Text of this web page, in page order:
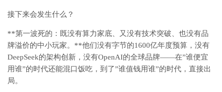
接下来会发生什么？
**第一波死的：既没有算力家底、又没有技术突破、也没有品
牌溢价的中小玩家。**他们没有字节的1600亿年度预算，没有
DeepSeek的架构创新，没有OpenAI的全球品牌——在”谁便宜
用谁”的时代还能混口饭吃，到了”谁值钱用谁”的时代，直接出
局。